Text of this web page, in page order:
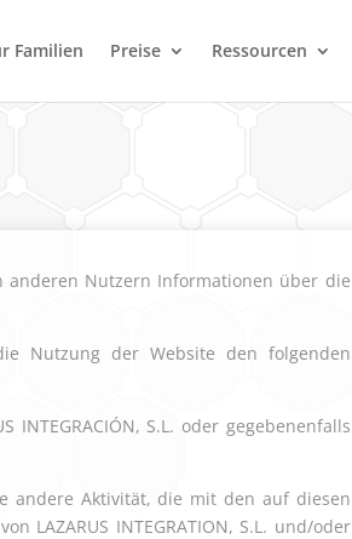
Familien Preise Ressourcen
anderen Nutzern Informationen über die
Nutzung der Website den folgenden
S.L. oder gegebenenfalls
andere Aktivität, die mit den auf diesen
LAZARUS INTEGRATION, S.L. und/oder